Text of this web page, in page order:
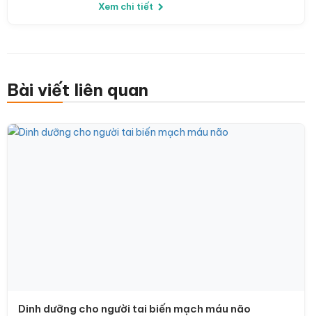
Xem chi tiết
Bài viết liên quan
Dinh dưỡng cho người tai biến mạch máu não